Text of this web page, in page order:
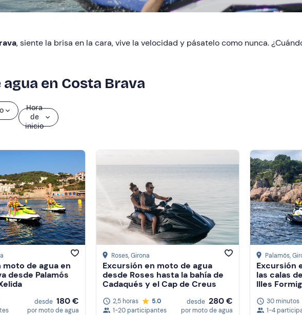
, siente la brisa en la cara, vive la velocidad y pásatelo como nunca.
en Costa Brava
Hora
de
inicio
moto de agua en
desde Palamós
desde 180 €
por moto de agua
Roses, Girona
Excursión en moto de agua
desde Roses hasta la bahía de
Cadaqués y el Cap de Creus
2,5 horas
5.0
1-20 participantes
desde 280 €
por moto de agua
Palamós,
Excursión
las calas
Illes
30 minutos
1-4